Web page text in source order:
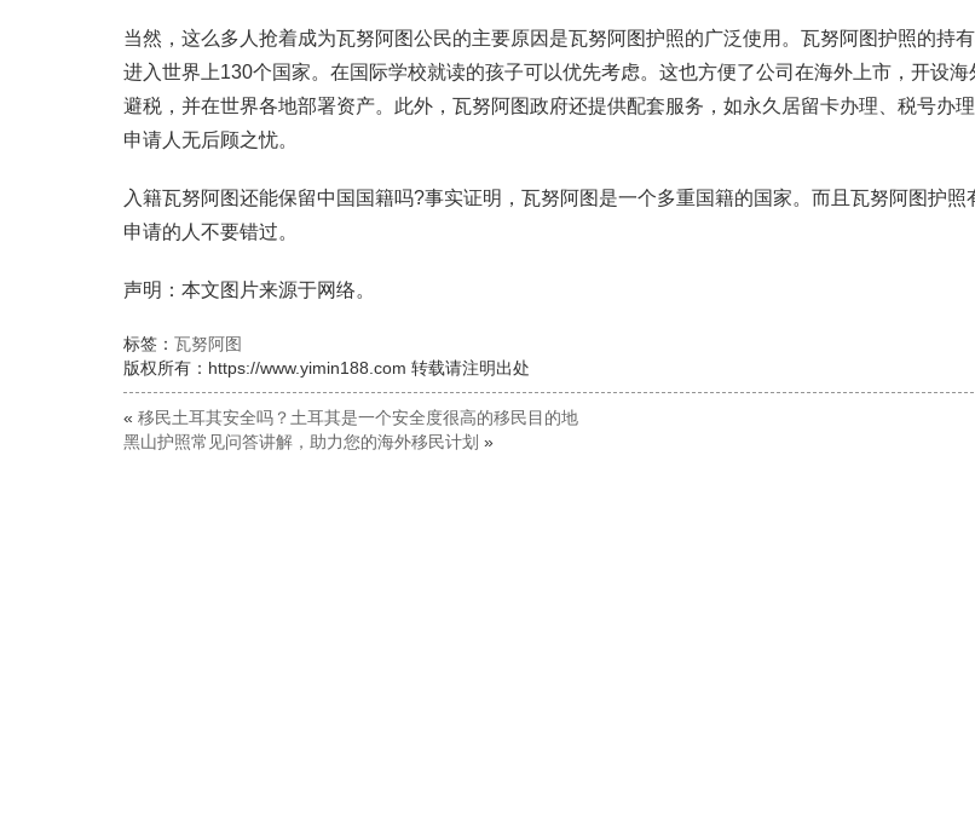
当然，这么多人抢着成为瓦努阿图公民的主要原因是瓦努阿图护照的广泛使用。瓦努阿图护照的持
进入世界上130个国家。在国际学校就读的孩子可以优先考虑。这也方便了公司在海外上市，开设
避税，并在世界各地部署资产。此外，瓦努阿图政府还提供配套服务，如永久居留卡办理、税号办
申请人无后顾之忧。
入籍瓦努阿图还能保留中国国籍吗?事实证明，瓦努阿图是一个多重国籍的国家。而且瓦努阿图护照
申请的人不要错过。
声明：本文图片来源于网络。
标签： 瓦努阿图
版权所有：https://www.yimin188.com 转载请注明出处
« 移民土耳其安全吗？土耳其是一个安全度很高的移民目的地
黑山护照常见问答讲解，助力您的海外移民计划 »